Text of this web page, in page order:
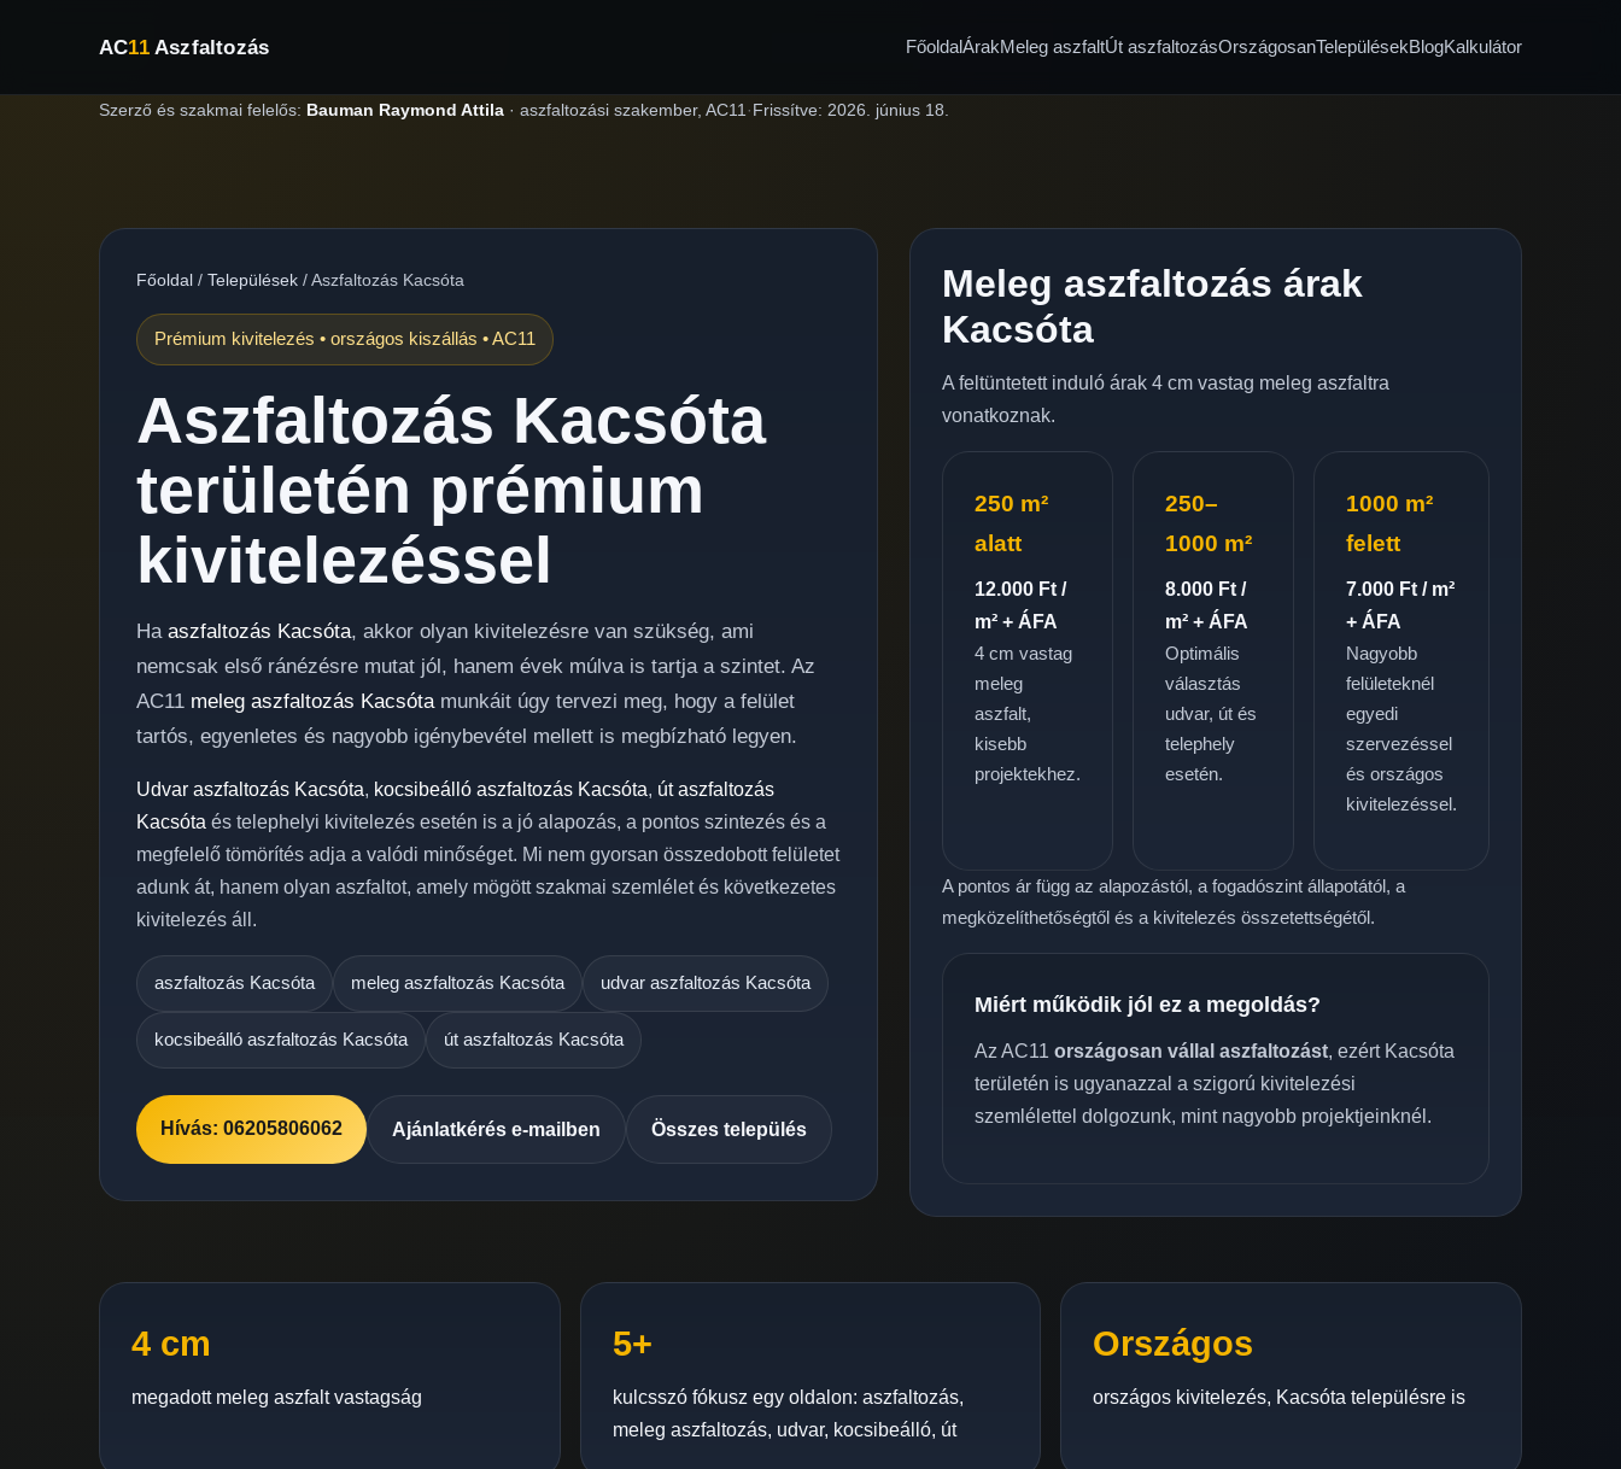
AC11Aszfaltozás FőoldalÁrakMeleg aszfaltÚt aszfaltozásOrszágosanTelepülésekBlogKalkulátor
Szerző és szakmai felelős: Bauman Raymond Attila · aszfaltozási szakember, AC11 ·Frissítve: 2026. június 18.
Főoldal / Települések /Aszfaltozás Kacsóta
Prémium kivitelezés • országos kiszállás • AC11
Aszfaltozás Kacsóta
területén prémium
kivitelezéssel
Ha aszfaltozás Kacsóta, akkor olyan kivitelezésre van szükség, ami
nemcsak első ránézésre mutat jól, hanem évek múlva is tartja a szintet. Az
AC11 meleg aszfaltozás Kacsótamunkáit úgy tervezi meg, hogy a felület
tartós, egyenletes és nagyobb igénybevétel mellett is megbízható legyen.
Udvar aszfaltozás Kacsóta, kocsibeálló aszfaltozás Kacsóta, út aszfaltozás
Kacsóta és telephelyi kivitelezés esetén is a jó alapozás, a pontos szintezés és a
megfelelő tömörítés adja a valódi minőséget. Mi nem gyorsan összedobott felületet
adunk át, hanem olyan aszfaltot, amely mögött szakmai szemlélet és következetes
kivitelezés áll.
aszfaltozás Kacsóta meleg aszfaltozás Kacsóta udvar aszfaltozás Kacsóta
kocsibeálló aszfaltozás Kacsóta út aszfaltozás Kacsóta
Hívás: 06205806062 Ajánlatkérés e-mailben Összes település
Meleg aszfaltozás árak
Kacsóta
A feltüntetett induló árak 4 cm vastag meleg aszfaltra
vonatkoznak.
250 m²
alatt
12.000 Ft /
m² + ÁFA
4 cm vastag
meleg
aszfalt,
kisebb
projektekhez.
250–
1000 m²
8.000 Ft /
m² + ÁFA
Optimális
választás
udvar, út és
telephely
esetén.
1000 m²
felett
7.000 Ft / m²
+ ÁFA
Nagyobb
felületeknél
egyedi
szervezéssel
és országos
kivitelezéssel.
A pontos ár függ az alapozástól, a fogadószint állapotától, a
megközelíthetőségtől és a kivitelezés összetettségétől.
Miért működik jól ez a megoldás?
Az AC11országosan vállal aszfaltozást, ezért Kacsóta
területén is ugyanazzal a szigorú kivitelezési
szemlélettel dolgozunk, mint nagyobb projektjeinknél.
4 cm
megadott meleg aszfalt vastagság
5+
kulcsszó fókusz egy oldalon: aszfaltozás,
meleg aszfaltozás, udvar, kocsibeálló, út
Országos
országos kivitelezés, Kacsóta településre is